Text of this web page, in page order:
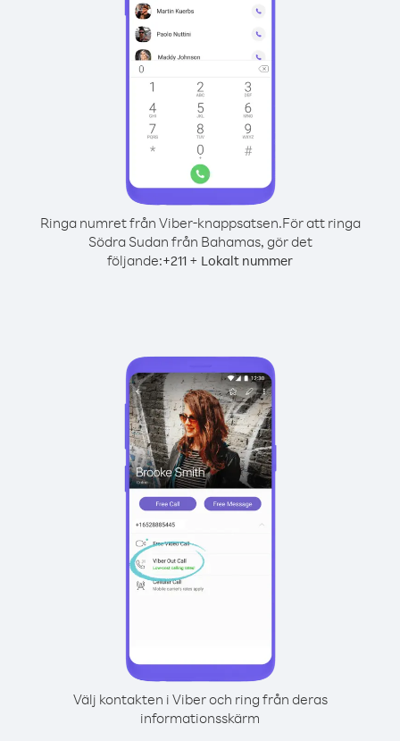
Ringa numret från Viber-knappsatsen.För att ringa
Södra Sudan från Bahamas, gör det
följande:+211 + Lokalt nummer
Välj kontakten i Viber och ring från deras
informationsskärm